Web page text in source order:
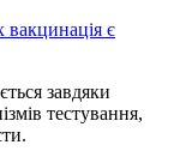
є
завдяки
тестування,